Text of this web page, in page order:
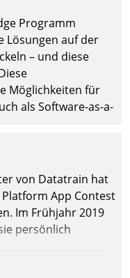
ist es nicht
von Unternehmen
zu hinterfragen
Programm
Lösungen auf der
– und diese
Möglichkeiten für
als Software-as-a-
von Datatrain hat
Platform App Contest
Im Frühjahr 2019
persönlich